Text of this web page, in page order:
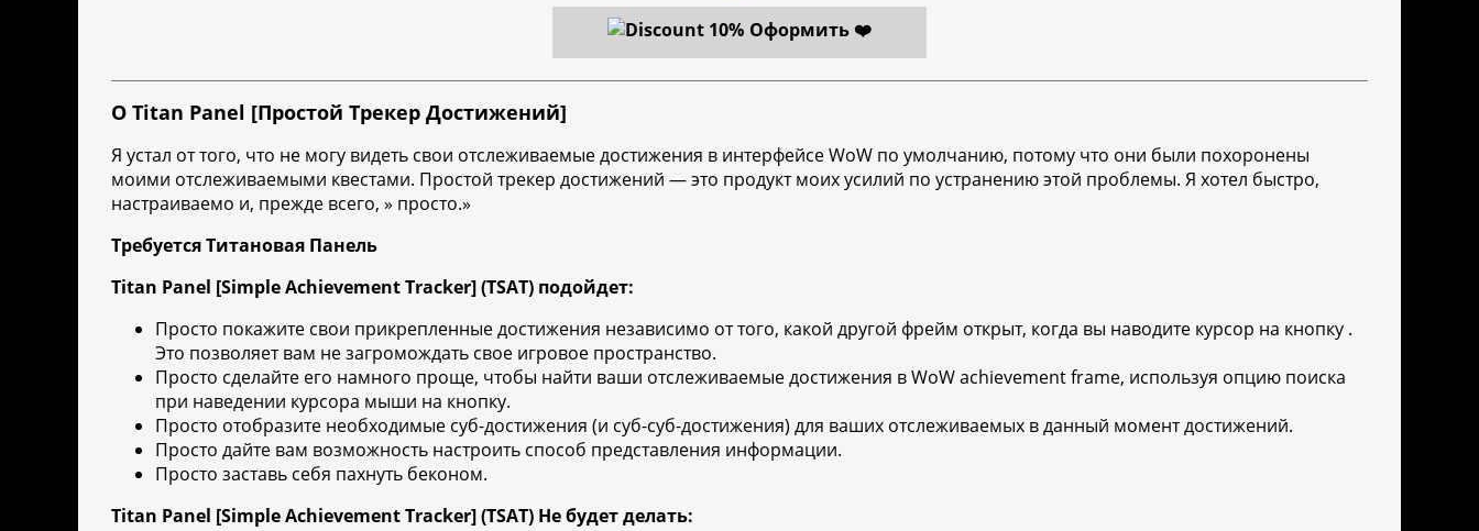
Оформить ❤️
О Titan Panel [Простой Трекер Достижений]
Я устал от того, что не могу видеть свои отслеживаемые достижения в интерфейсе WoW по умолчанию, потому что они были похоронены
моими отслеживаемыми квестами. Простой трекер достижений — это продукт моих усилий по устранению этой проблемы. Я хотел быстро,
настраиваемо и, прежде всего, » просто.»
Требуется Титановая Панель
Titan Panel [Simple Achievement Tracker] (TSAT) подойдет:
Просто покажите свои прикрепленные достижения независимо от того, какой другой фрейм открыт, когда вы наводите курсор на кнопку .
Это позволяет вам не загромождать свое игровое пространство.
Просто сделайте его намного проще, чтобы найти ваши отслеживаемые достижения в WoW achievement frame, используя опцию поиска
при наведении курсора мыши на кнопку.
Просто отобразите необходимые суб-достижения (и суб-суб-достижения) для ваших отслеживаемых в данный момент достижений.
Просто дайте вам возможность настроить способ представления информации.
Просто заставь себя пахнуть беконом.
Titan Panel [Simple Achievement Tracker] (TSAT) Не будет делать: